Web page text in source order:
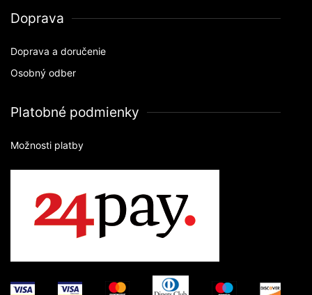
Doprava
Doprava a doručenie
Osobný odber
Platobné podmienky
Možnosti platby